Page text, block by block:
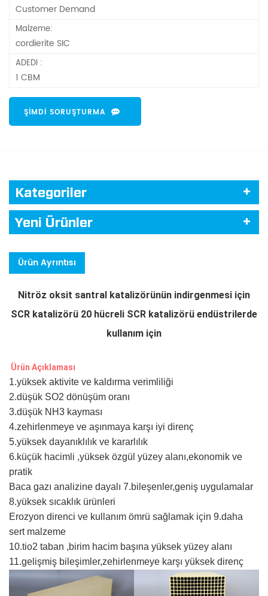
Customer Demand
Malzeme:
cordierite SIC
ADEDI :
1 CBM
ŞIMDI SORUŞTURMA
Kategoriler
Yeni Ürünler
Ürün Ayrıntısı
Nitröz oksit santral katalizörünün indirgenmesi için
SCR katalizörü 20 hücreli SCR katalizörü endüstrilerde
kullanım için
Ürün Açıklaması
1.yüksek aktivite ve kaldırma verimliliği
2.düşük SO2 dönüşüm oranı
3.düşük NH3 kayması
4.zehirlenmeye ve aşınmaya karşı iyi direnç
5.yüksek dayanıklılık ve kararlılık
6.küçük hacimli ,yüksek özgül yüzey alanı,ekonomik ve
pratik
Baca gazı analizine dayalı 7.bileşenler,geniş uygulamalar
8.yüksek sıcaklık ürünleri
Erozyon direnci ve kullanım ömrü sağlamak için 9.daha
sert malzeme
10.tio2 taban ,birim hacim başına yüksek yüzey alanı
11.gelişmiş bileşimler,zehirlenmeye karşı yüksek direnç